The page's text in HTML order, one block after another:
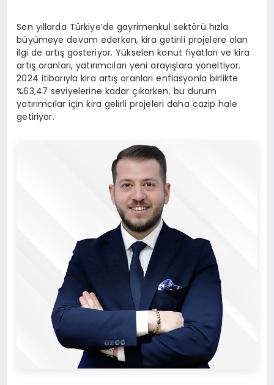
Son yıllarda Türkiye’de gayrimenkul sektörü hızla
büyümeye devam ederken, kira getirili projelere olan
ilgi de artış gösteriyor. Yükselen konut fiyatları ve kira
artış oranları, yatırımcıları yeni arayışlara yöneltiyor.
2024 itibarıyla kira artış oranları enflasyonla birlikte
%63,47 seviyelerine kadar çıkarken, bu durum
yatırımcılar için kira gelirli projeleri daha cazip hale
getiriyor.